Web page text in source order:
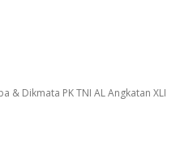
& Dikmata PK TNI AL Angkatan XLI